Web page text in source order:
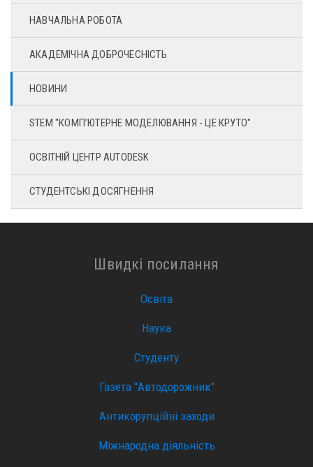
НАВЧАЛЬНА РОБОТА
АКАДЕМІЧНА ДОБРОЧЕСНІСТЬ
НОВИНИ
STEM "КОМП’ЮТЕРНЕ МОДЕЛЮВАННЯ - ЦЕ КРУТО"
ОСВІТНІЙ ЦЕНТР AUTODESK
СТУДЕНТСЬКІ ДОСЯГНЕННЯ
Швидкі посилання
Освіта
Наука
Студенту
Газета "Автодорожник"
Антикорупційні заходи
Міжнародна діяльність